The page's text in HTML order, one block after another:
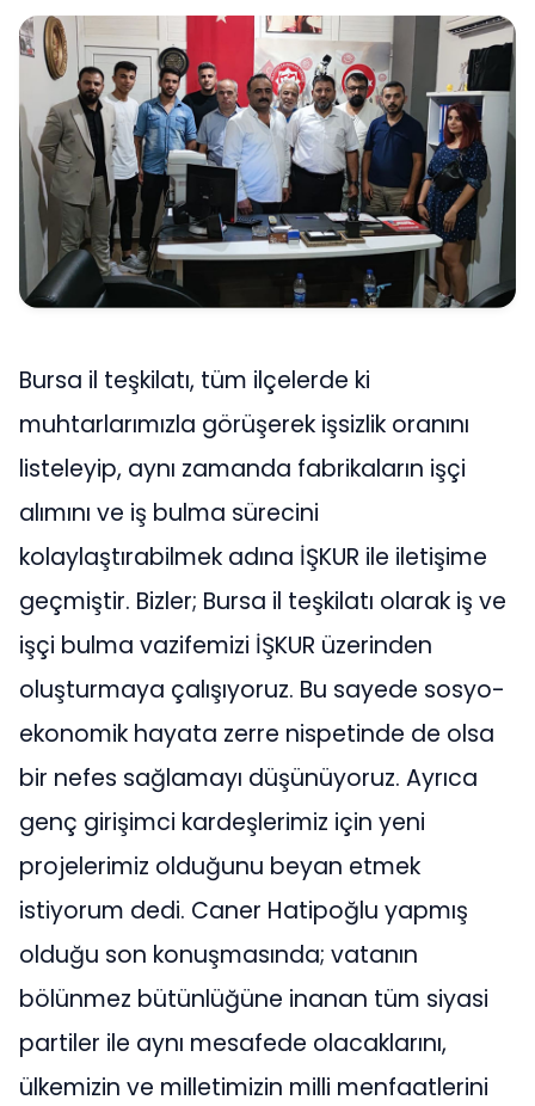
Bursa il teşkilatı, tüm ilçelerde ki
muhtarlarımızla görüşerek işsizlik oranını
listeleyip, aynı zamanda fabrikaların işçi
alımını ve iş bulma sürecini
kolaylaştırabilmek adına İŞKUR ile iletişime
geçmiştir. Bizler; Bursa il teşkilatı olarak iş ve
işçi bulma vazifemizi İŞKUR üzerinden
oluşturmaya çalışıyoruz. Bu sayede sosyo-
ekonomik hayata zerre nispetinde de olsa
bir nefes sağlamayı düşünüyoruz. Ayrıca
genç girişimci kardeşlerimiz için yeni
projelerimiz olduğunu beyan etmek
istiyorum dedi. Caner Hatipoğlu yapmış
olduğu son konuşmasında; vatanın
bölünmez bütünlüğüne inanan tüm siyasi
partiler ile aynı mesafede olacaklarını,
ülkemizin ve milletimizin milli menfaatlerini